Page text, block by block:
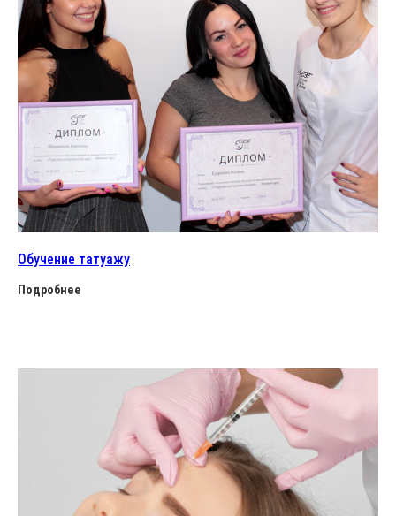
Обучение татуажу
Подробнее